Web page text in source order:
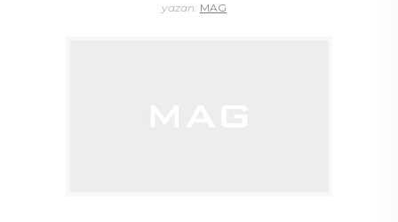
yazan: MAG